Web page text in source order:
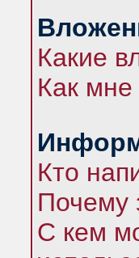
Какие
Как
Кто
Почему
С кем